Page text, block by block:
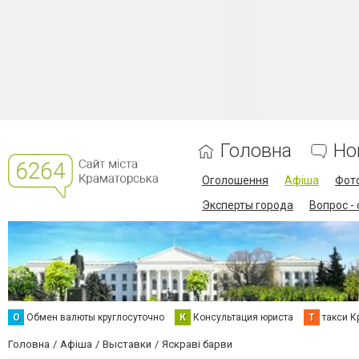
Головна
Оголошення Афіша
Эксперты города
Вопрос -
О Обмен валюты круглосуточно К Консультация юриста Т такси
Головна Афіша Выставки Яскраві барви